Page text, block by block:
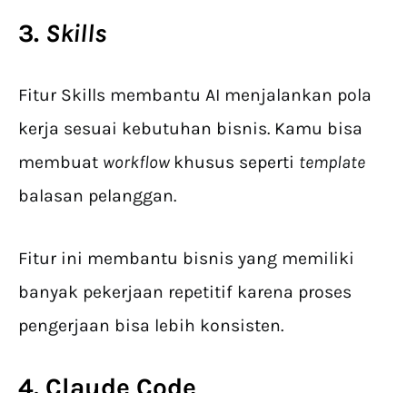
3. Skills
Fitur Skills membantu AI menjalankan pola
kerja sesuai kebutuhan bisnis. Kamu bisa
membuat workflow khusus seperti template
balasan pelanggan.
Fitur ini membantu bisnis yang memiliki
banyak pekerjaan repetitif karena proses
pengerjaan bisa lebih konsisten.